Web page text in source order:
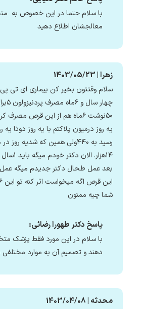
با سلام حتما در این خصوص به
معالجشان اطلاع دهید
زهرا | 1403/05/23
سلام وقتتون بخیر کن بیماری ای تی پی
۵۰نوشت ۶ماه هم از این قرص
یه روز درمیون پلاکتم با یه روز دوتا
رسید به ۴۴۰ولی همین که شدیه
۱۴هزار.
بعد عمل طحال دکتر جدیدم میگه
شما چیه ممنون
پاسخ دکتر طهورا رضائی:
با سلام در این مورد فقط پزشک
دهند و تصمیم آن به موارد مختلفی
محدثه | 1403/04/08